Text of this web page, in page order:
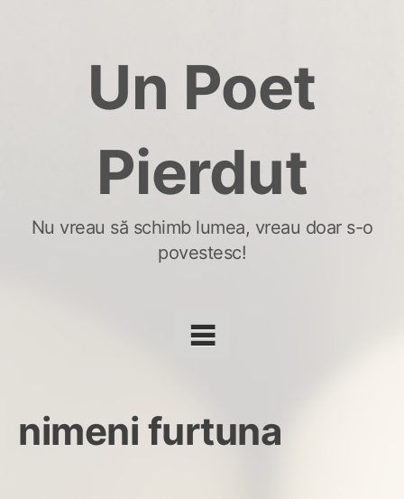
Un Poet
Pierdut
Nu vreau să schimb lumea, vreau doar s-o
povestesc!
nimeni furtuna